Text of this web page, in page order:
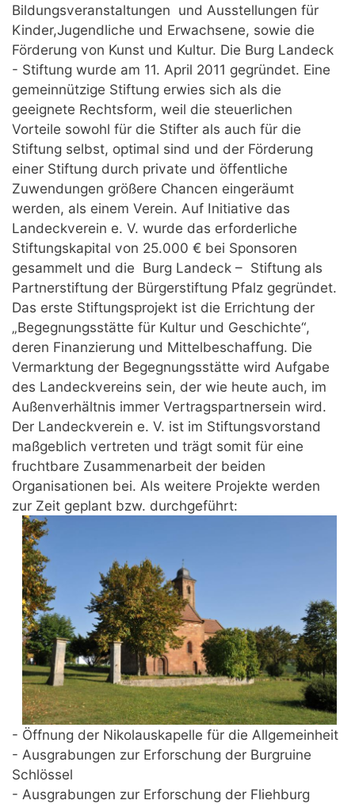
Bildungsveranstaltungen und Ausstellungen für
Kinder,Jugendliche und Erwachsene, sowie die
Förderung von Kunst und Kultur. Die Burg Landeck
- Stiftung wurde am 11. April 2011 gegründet. Eine
gemeinnützige Stiftung erwies sich als die
geeignete Rechtsform, weil die steuerlichen
Vorteile sowohl für die Stifter als auch für die
Stiftung selbst, optimal sind und der Förderung
einer Stiftung durch private und öffentliche
Zuwendungen größere Chancen eingeräumt
werden, als einem Verein. Auf Initiative das
Landeckverein e. V. wurde das erforderliche
Stiftungskapital von 25.000 € bei Sponsoren
gesammelt und die Burg Landeck – Stiftung als
Partnerstiftung der Bürgerstiftung Pfalz gegründet.
Das erste Stiftungsprojekt ist die Errichtung der
„Begegnungsstätte für Kultur und Geschichte“,
deren Finanzierung und Mittelbeschaffung. Die
Vermarktung der Begegnungsstätte wird Aufgabe
des Landeckvereins sein, der wie heute auch, im
Außenverhältnis immer Vertragspartnersein wird.
Der Landeckverein e. V. ist im Stiftungsvorstand
maßgeblich vertreten und trägt somit für eine
fruchtbare Zusammenarbeit der beiden
Organisationen bei. Als weitere Projekte werden
zur Zeit geplant bzw. durchgeführt:
- Öffnung der Nikolauskapelle für die Allgemeinheit
- Ausgrabungen zur Erforschung der Burgruine
Schlössel
- Ausgrabungen zur Erforschung der Fliehburg